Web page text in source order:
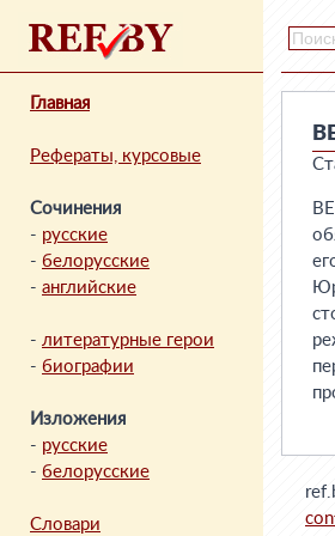
Главная
Рефераты, курсовые
Сочинения
- русские
- белорусские
- английские
- литературные герои
- биографии
Изложения
- русские
- белорусские
Словари